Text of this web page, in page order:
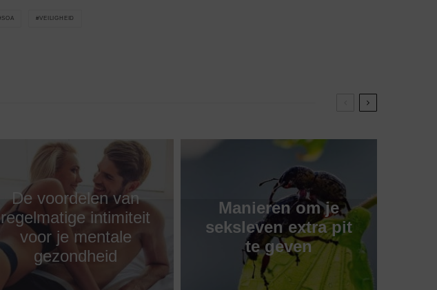
SOA VEILIGHEID
De voordelen van
regelmatige intimiteit
voor je mentale
gezondheid
Manieren om je
seksleven extra pit
te geven